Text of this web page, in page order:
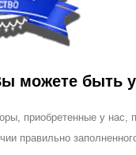
можете быть
приобретенные у нас,
правильно